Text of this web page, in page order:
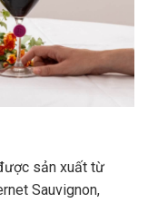
sản xuất từ
Sauvignon,